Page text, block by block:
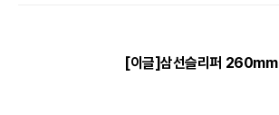
[이글]삼선슬리퍼 260mm